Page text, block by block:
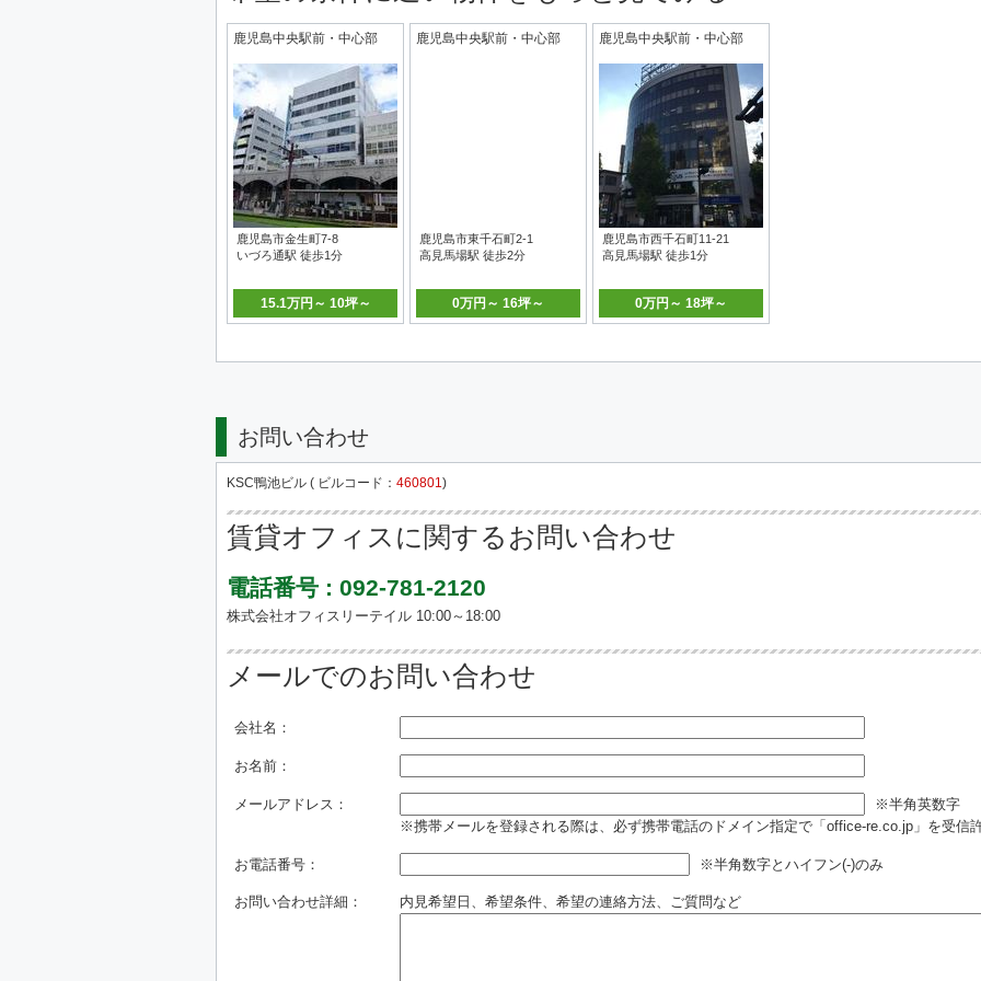
鹿児島中央駅前・中心部
鹿児島市金生町7-8
いづろ通駅 徒歩1分
15.1万円～ 10坪～
鹿児島中央駅前・中心部
鹿児島市東千石町2-1
高見馬場駅 徒歩2分
0万円～ 16坪～
鹿児島中央駅前・中心部
鹿児島市西千石町11-21
高見馬場駅 徒歩1分
0万円～ 18坪～
お問い合わせ
KSC鴨池ビル ( ビルコード： 460801)
賃貸オフィスに関するお問い合わせ
電話番号 : 092-781-2120
株式会社オフィスリーテイル 10:00～18:00
メールでのお問い合わせ
会社名：
お名前：
メールアドレス：
※半角英数字
※携帯メールを登録される際は、必ず携帯電話のドメイン指定で「office-re.co.jp」を受信
お電話番号： ※半角数字とハイフン(-)のみ
お問い合わせ詳細： 内見希望日、希望条件、希望の連絡方法、ご質問など